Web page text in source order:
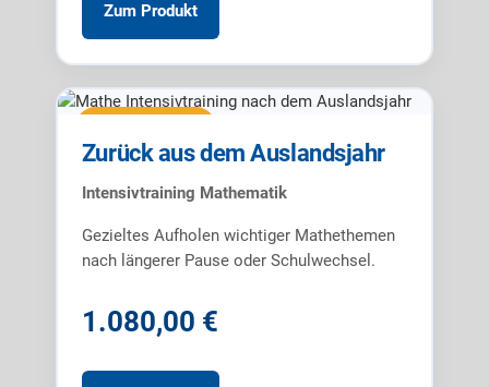
Zum Produkt
Zurück aus dem Auslandsjahr
Intensivtraining Mathematik
Gezieltes Aufholen wichtiger Mathethemen
nach längerer Pause oder Schulwechsel.
1.080,00 €